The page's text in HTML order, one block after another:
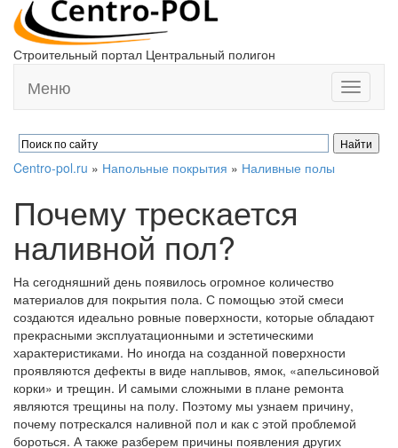
Строительный портал Центральный полигон
Toggle
Меню
Centro-pol.ru » Напольные покрытия » Наливные полы
Почему трескается
наливной пол?
На сегодняшний день появилось огромное количество
материалов для покрытия пола. С помощью этой смеси
создаются идеально ровные поверхности, которые обладают
прекрасными эксплуатационными и эстетическими
характеристиками. Но иногда на созданной поверхности
проявляются дефекты в виде наплывов, ямок, «апельсиновой
корки» и трещин. И самыми сложными в плане ремонта
являются трещины на полу. Поэтому мы узнаем причину,
почему потрескался наливной пол и как с этой проблемой
бороться. А также разберем причины появления других